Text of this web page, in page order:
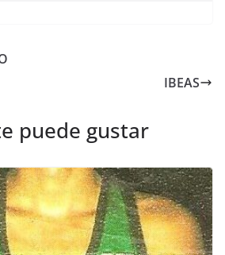
IBEAS
puede gustar